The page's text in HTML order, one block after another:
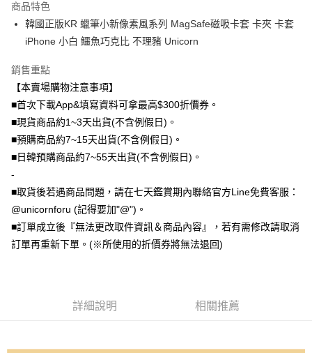
合作金庫商業銀行
華南商業銀行
彰化商業銀行
上海商業儲蓄銀行
台北富邦商業銀行
臺灣中小企業銀行
匯豐（台灣）商業銀行
聯邦商業銀行
遠東國際商業銀行
元大商業銀行
台新國際商業銀行
中國信託商業銀行
台灣樂天信用卡公司
6 期 0 利率 每期
華南商業銀行
上海商業儲蓄銀行
國泰世華商業銀行
臺灣中小企業銀行
匯豐（台灣）商業銀行
華泰商業銀行
聯邦商業銀行
遠東國際商業銀行
元大商業銀行
永豐商業銀行
玉山商業銀行
星展（台灣）商業銀行
中國信託商業銀行
12 期 0 利率 每期 NT$49 21家銀行
華南商業銀行
上海商業儲蓄銀行
國泰世華商業銀行
兆豐國際商業銀行
臺灣中小企業銀行
台中商業銀行
匯豐（台灣）商業銀行
聯邦商業銀行
遠東國際商業銀行
元大商業銀行
永豐商業銀行
台新國際商業銀行
中國信託商業銀行
合作金庫商業銀行
華南商業銀行
上海商業儲蓄銀行
台北富邦商業銀行
兆豐國際商業銀行
台中商業銀行
華泰商業銀行
聯邦商業銀行
遠東國際商業銀行
元大商業銀行
星展（台灣）商業銀行
台新國際商業銀行
中國信託商業銀行
超商取貨付款
LINE Pay
Apple Pay
街口支付
Google Pay
全盈+PAY
1.本服務由台灣大哥大提供，台灣大哥大用戶可立即使用無須另外申請。
AFTEE先享後付
AFTEE先享後付是「在收到商品之後才付款」的支付方式。 讓您購物簡單
商品特色
韓國正版KR 蠟筆小新像素風系列 MagSafe磁吸卡套 卡夾 卡套
iPhone 小白 鱷魚巧克比 不理豬 Unicorn
銷售重點
【本賣場購物注意事項】
■首次下載App&填寫資料可拿最高$300折價券。
■現貨商品約1~3天出貨(不含例假日)。
■預購商品約7~15天出貨(不含例假日)。
■日韓預購商品約7~55天出貨(不含例假日)。
-
■取貨後若遇商品問題，請在七天鑑賞期內聯絡官方Line免費客服：
@unicornforu (記得要加"@")。
■訂單成立後『無法更改取件資訊＆商品內容』，若有需修改請取消
訂單再重新下單。(※所使用的折價券將無法退回)
詳細說明 相關推薦